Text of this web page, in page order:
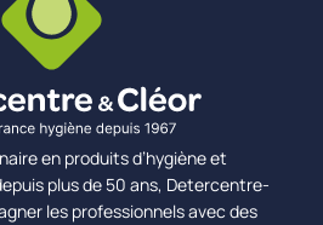
en produits d’hygiène et
plus de 50 ans, Detercentre-
les professionnels avec des